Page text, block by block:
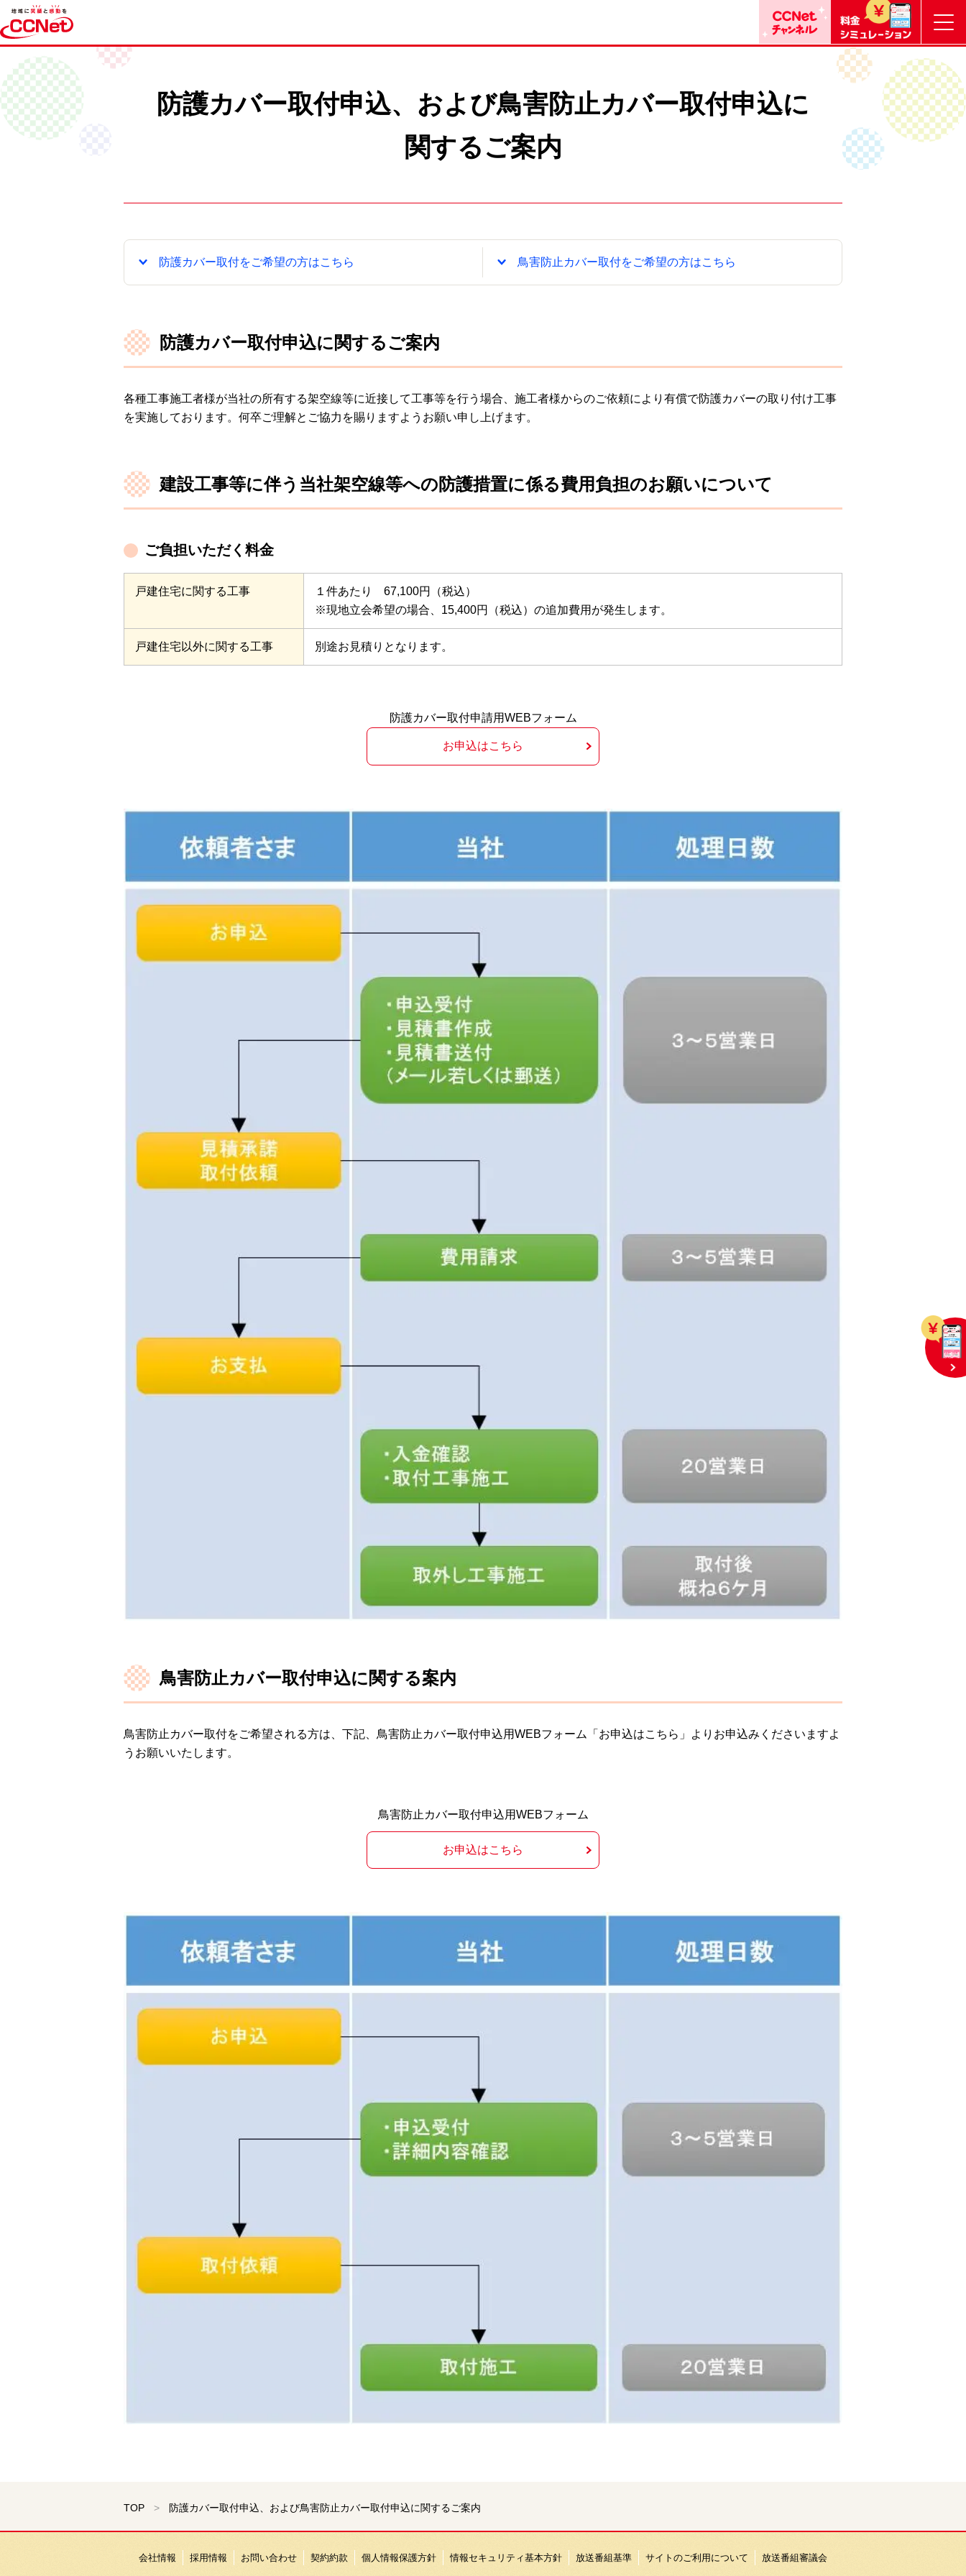
防護カバー取付申込、および鳥害防止カバー取付申込に
関するご案内
防護カバー取付をご希望の方はこちら 鳥害防止カバー取付をご希望の方はこちら
防護カバー取付申込に関するご案内
各種工事施工者様が当社の所有する架空線等に近接して工事等を行う場合、施工者様からのご依頼により有償で防護カバーの取り付け工事
を実施しております。何卒ご理解とご協力を賜りますようお願い申し上げます。
建設工事等に伴う当社架空線等への防護措置に係る費用負担のお願いについて
ご負担いただく料金
戸建住宅に関する工事
１件あたり 67,100円（税込）
※現地立会希望の場合、15,400円（税込）の追加費用が発生します。
戸建住宅以外に関する工事 別途お見積りとなります。
防護カバー取付申請用WEBフォーム
お申込はこちら
鳥害防止カバー取付申込に関する案内
鳥害防止カバー取付をご希望される方は、下記、鳥害防止カバー取付申込用WEBフォーム「お申込はこちら」よりお申込みくださいますよ
うお願いいたします。
鳥害防止カバー取付申込用WEBフォーム
お申込はこちら
TOP 防護カバー取付申込、および鳥害防止カバー取付申込に関するご案内
会社情報 採用情報 お問い合わせ 契約約款 個人情報保護方針 情報セキュリティ基本方針 放送番組基準 サイトのご利用について 放送番組審議会